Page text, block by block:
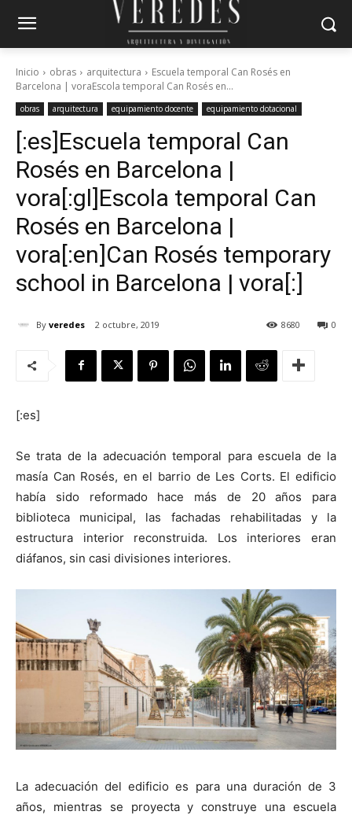
Inicio obras arquitectura
Escuela temporal Can Rosés en
Barcelona | voraEscola temporal Can Rosés en...
obras arquitectura equipamiento docente equipamiento dotacional
[:es]Escuela temporal Can
Rosés en Barcelona |
vora[:gl]Escola temporal Can
Rosés en Barcelona |
vora[:en]Can Rosés temporary
school in Barcelona | vora[:]
By veredes 2 octubre, 2019 0
8680
[:es]
Se trata de la adecuación temporal para escuela de la
masía Can Rosés, en el barrio de Les Corts. El edificio
había sido reformado hace más de 20 años para
biblioteca municipal, las fachadas rehabilitadas y la
estructura interior reconstruida. Los interiores eran
diáfanos, sin casi divisiones interiores.
La adecuación del edificio es para una duración de 3
años, mientras se proyecta y construye una escuela